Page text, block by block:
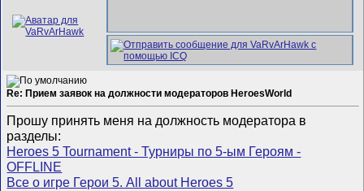
Re: Прием заявок на должности модераторов HeroesWorld
Прошу принять меня на должность модератора в
разделы:
Heroes 5 Tournament - Турниры по 5-ым Героям -
OFFLINE
Все о игре Герои 5. All about Heroes 5